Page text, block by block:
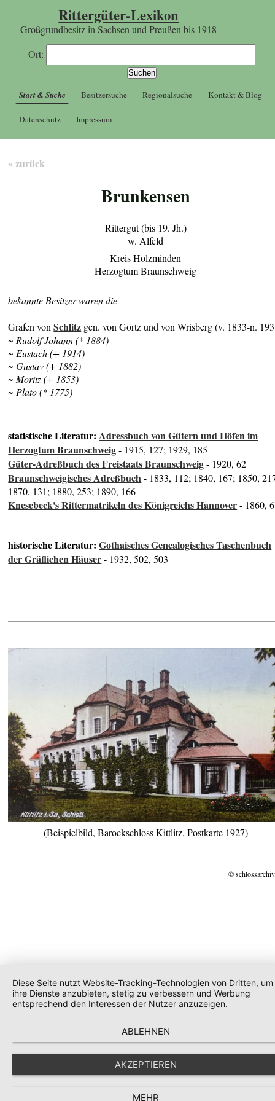
Rittergüter-Lexikon
Großgrundbesitz in Sachsen und Preußen bis 1918
Ort:
Start & Suche Besitzersuche Regionalsuche Kontakt & Blog
Datenschutz Impressum
« zurück
Brunkensen
Rittergut (bis 19. Jh.)
w. Alfeld
Kreis Holzminden
Herzogtum Braunschweig
bekannte Besitzer waren die
Grafen vonSchlitz gen. von Görtz und von Wrisberg (v. 1833-n.
~ Rudolf Johann (* 1884)
~ Eustach (+ 1914)
~ Gustav (+ 1882)
~ Moritz (+ 1853)
~ Plato (* 1775)
statistische Literatur:Adressbuch von Gütern und Höfen im
Herzogtum Braunschweig- 1915, 127; 1929, 185
Güter-Adreßbuch des Freistaats Braunschweig- 1920, 62
Braunschweigisches Adreßbuch- 1833, 112; 1840, 167; 1850,
1870, 131; 1880, 253; 1890, 166
Knesebeck's Rittermatrikeln des Königreichs Hannover- 1860,
historische Literatur:Gothaisches Genealogisches Taschenbuch
der Gräflichen Häuser- 1932, 502, 503
(Beispielbild, Barockschloss Kittlitz, Postkarte 1927)
©
Diese Seite nutzt Website-Tracking-Technologien von Dritten, um
ihre Dienste anzubieten, stetig zu verbessern und Werbung
entsprechend den Interessen der Nutzer anzuzeigen.
ABLEHNEN
AKZEPTIEREN
MEHR